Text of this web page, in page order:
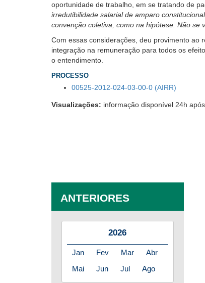
visão.
oportunidade de trabalho, em se tratando de
irredutibilidade salarial de amparo
convenção coletiva, como na hipótese. Não se
Com essas considerações, deu provimento ao
integração na remuneração para todos os
o entendimento.
PROCESSO
00525-2012-024-03-00-0 (AIRR)
Visualizações: informação disponível 24h
ANTERIORES
2026
Jan Fev Mar
Abr
Mai
Jun Jul Ago